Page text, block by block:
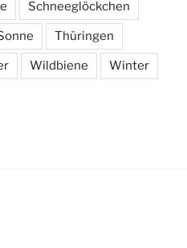
Schneeglöckchen
Thüringen
Wildbiene Winter